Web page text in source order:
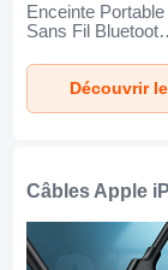
Enceinte Portable
Sans Fil Bluetooth
pour Apple
Découvrir
Câbles Apple